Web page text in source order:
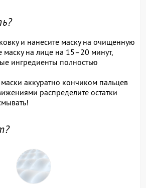
и нанесите маску на очищенную
маску на лице на 15–20 минут,
ингредиенты полностью
аккуратно кончиком пальцев
распределите остатки